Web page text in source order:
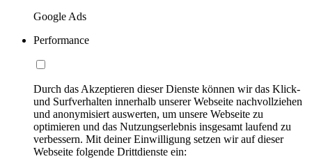
Google Ads
Performance
Durch das Akzeptieren dieser Dienste können wir das Klick-
und Surfverhalten innerhalb unserer Webseite nachvollziehen
und anonymisiert auswerten, um unsere Webseite zu
optimieren und das Nutzungserlebnis insgesamt laufend zu
verbessern. Mit deiner Einwilligung setzen wir auf dieser
Webseite folgende Drittdienste ein: